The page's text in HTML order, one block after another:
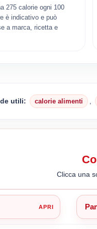
275 calorie ogni 100
è indicativo e può
a marca, ricetta e
utili: calorie alimenti
Clicca una